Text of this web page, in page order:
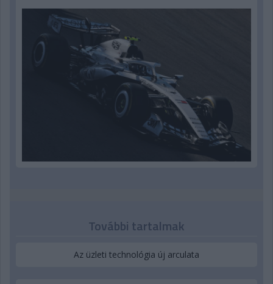
További tartalmak
Az üzleti technológia új arculata